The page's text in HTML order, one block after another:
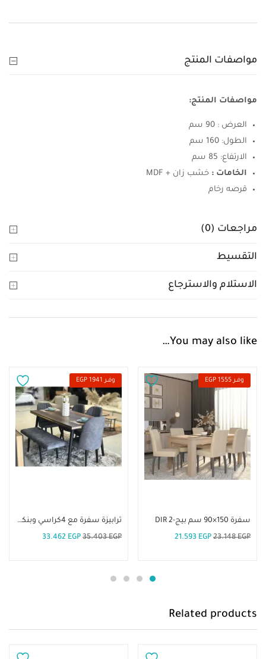
مواصفات المنتج
مواصفات المنتج:
العرض : 90 سم
الطول: 160 سم
الارتفاع: 85 سم
الخامات : خشب زان + MDF
قرصه رخام
مراجعات (0)
التقسيط
الاستلام والاسترجاع
You may also like…
وفــر 1555 EGP
سفرة 150×90 سم بيج-DIR 2
23.148EGP
21.593 EGP
وفــر 1941 EGP
ترابيزة سفرة مع 4كراسي وبنكيت-DIR 6
35.403EGP
33.462 EGP
Related products